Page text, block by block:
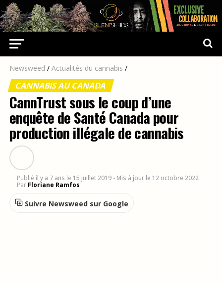
Newsweed / Actualités du cannabis /
CANNABIS AU CANADA
CannTrust sous le coup d’une
enquête de Santé Canada pour
production illégale de cannabis
Publié il y a 7 ans le 15 juillet 2019 - Mis à jour le 12 octobre 2022
Par Floriane Ramfos
Suivre Newsweed sur Google